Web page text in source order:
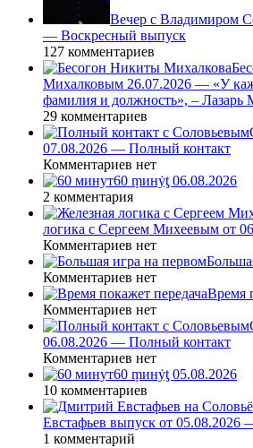
Вечер с Владимиром
— Воскресный выпуск
127 комментариев
Михалковым 26.07.2026 — «У
фамилия и должность», – Лазарь
29 комментариев
07.08.2026 — Полный контакт
Комментариев нет
60 ṃинẏƫ 06.08.2026
2 комментария
логика с Сергеем Михеевым от
Комментариев нет
Комментариев нет
Время
Комментариев нет
06.08.2026 — Полный контакт
Комментариев нет
60 ṃинẏƫ 05.08.2026
10 комментариев
Евстафьев выпуск от 05.08.2026
1 комментарий